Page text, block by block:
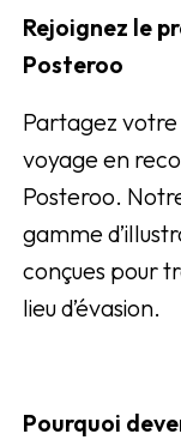
Rejoignez le
Posteroo
Partagez
voyage en
Posteroo.
gamme
conçues pour
lieu d’évasion.
Pourquoi